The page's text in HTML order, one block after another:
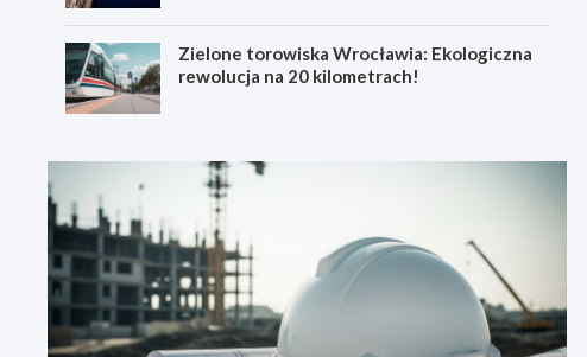
Zielone torowiska Wrocławia: Ekologiczna
rewolucja na 20 kilometrach!